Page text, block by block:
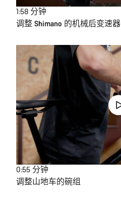
1:58 分钟
调整 Shimano 的机械后变速器
0:55 分钟
调整山地车的碗组